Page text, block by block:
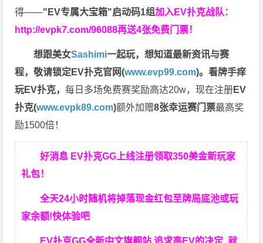
得——"EV专属大宝箱"启动码1组加入EV扑克战队：
http://evpk7.com/96088再送4张免费门票！
想跟美女Sashimi一起玩，想知道最新资讯与赛
程，敬请锁定EV扑克官网(www.evp99.com)。看牌手痒
玩EV扑克，每日多场免费赛奖励高达20w，现在注册EV
扑克(www.evpk89.com)额外加赠8张幸运赛门票最高奖
励1500倍！
好消息 EV扑克GG上线注册领取350美金新玩家
礼包！
全天24小时随机将掉落现金红包至牌局底池或玩
家余额!快体验吧
EV扑克GG全新中文旗舰站 追求高EV的决定就